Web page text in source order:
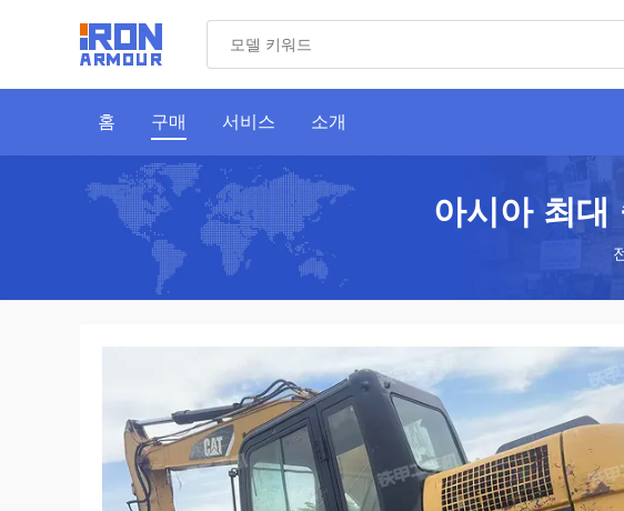
홈 구매 서비스 소개
아시아 최대